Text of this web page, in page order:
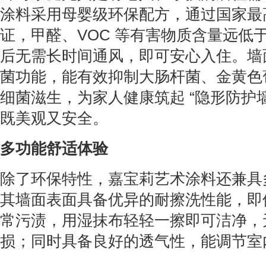
涂料采用母婴级环保配方，通过国家
证，甲醛、VOC 等有害物质含量远低
后无需长时间通风，即可安心入住。
菌功能，能有效抑制大肠杆菌、金黄
细菌滋生，为家人健康筑起 “隐形防护
既美观又安全。
多功能舒适体验
除了环保特性，嘉宝莉艺术涂料还兼
其墙面表面具备优异的耐擦洗性能，
常污渍，用湿抹布轻轻一擦即可洁净
损；同时具备良好的透气性，能调节